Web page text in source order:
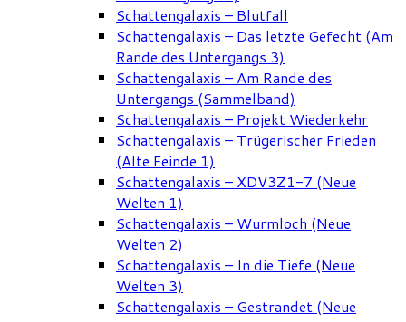
Schattengalaxis – Blutfall
Schattengalaxis – Das letzte Gefecht (Am
Rande des Untergangs 3)
Schattengalaxis – Am Rande des
Untergangs (Sammelband)
Schattengalaxis – Projekt Wiederkehr
Schattengalaxis – Trügerischer Frieden
(Alte Feinde 1)
Schattengalaxis – XDV3Z1-7 (Neue
Welten 1)
Schattengalaxis – Wurmloch (Neue
Welten 2)
Schattengalaxis – In die Tiefe (Neue
Welten 3)
Schattengalaxis – Gestrandet (Neue